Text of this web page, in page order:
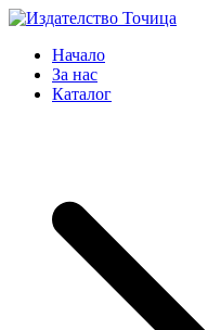
Skip
content
Издателство Точица
Мисли, преди да пораснеш!
Начало
За нас
Каталог